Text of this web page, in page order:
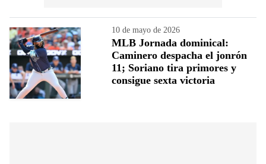
10 de mayo de 2026
MLB Jornada dominical:
Caminero despacha el jonrón
11; Soriano tira primores y
consigue sexta victoria